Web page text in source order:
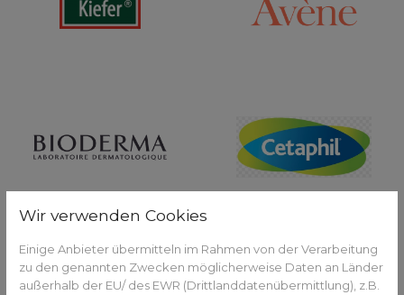
Wir verwenden Cookies
Einige Anbieter übermitteln im Rahmen von der Verarbeitung
zu den genannten Zwecken möglicherweise Daten an Länder
außerhalb der EU/ des EWR (Drittlanddatenübermittlung), z.B.